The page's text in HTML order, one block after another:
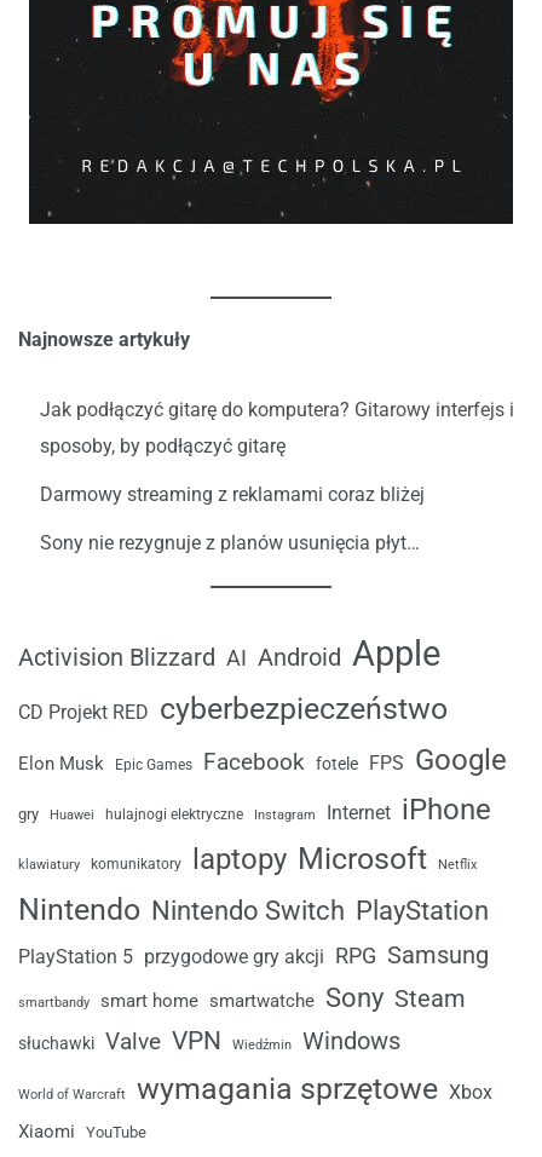
Najnowsze artykuły
Jak podłączyć gitarę do komputera? Gitarowy interfejs i
sposoby, by podłączyć gitarę
Darmowy streaming z reklamami coraz bliżej
Sony nie rezygnuje z planów usunięcia płyt…
Activision Blizzard AI Android Apple
CD Projekt RED cyberbezpieczeństwo
Elon Musk Epic Games Facebook fotele FPS Google
gry Huawei hulajnogi elektryczne Instagram Internet iPhone
klawiatury komunikatory laptopy Microsoft Netflix
Nintendo Nintendo Switch PlayStation
PlayStation 5 przygodowe gry akcji RPG Samsung
smartbandy smart home smartwatche Sony Steam
słuchawki Valve VPN Wiedźmin Windows
World of Warcraft wymagania sprzętowe Xbox
Xiaomi YouTube